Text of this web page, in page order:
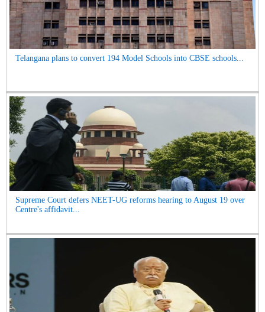
Telangana plans to convert 194 Model Schools into CBSE schools...
Supreme Court defers NEET-UG reforms hearing to August 19 over
Centre's affidavit...